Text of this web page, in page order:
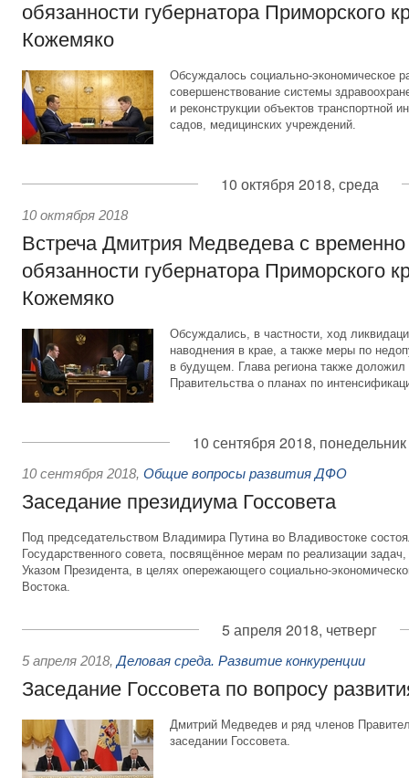
обязанности губернатора Приморского
Кожемяко
Обсуждалось социально-экономическое
совершенствование системы
и реконструкции объектов транспортной
садов, медицинских учреждений.
10 октября 2018, среда
10 октября 2018
Встреча Дмитрия Медведева с
обязанности губернатора Приморского
Кожемяко
Обсуждались, в частности, ход
наводнения в крае, а также меры по
в будущем. Глава региона также
Правительства о планах по
10 сентября 2018, понедельник
10 сентября 2018, Общие вопросы развития ДФО
Заседание президиума Госсовета
Под председательством Владимира Путина во Владивостоке
Государственного совета, посвящённое мерам по реализации
Указом Президента, в целях опережающего социально-
Востока.
5 апреля 2018, четверг
5 апреля 2018, Деловая среда. Развитие конкуренции
Заседание Госсовета по вопросу
Дмитрий Медведев и ряд членов
заседании Госсовета.